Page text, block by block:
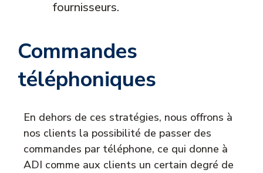
fournisseurs.
Commandes
téléphoniques
En dehors de ces stratégies, nous offrons à
nos clients la possibilité de passer des
commandes par téléphone, ce qui donne à
ADI comme aux clients un certain degré de